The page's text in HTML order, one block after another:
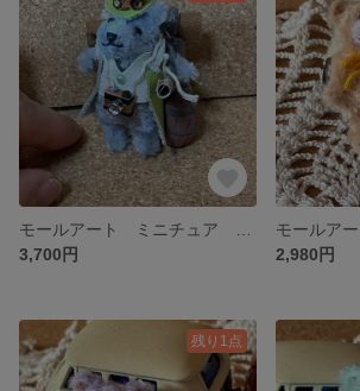
3,700円
2,980円
残り1点